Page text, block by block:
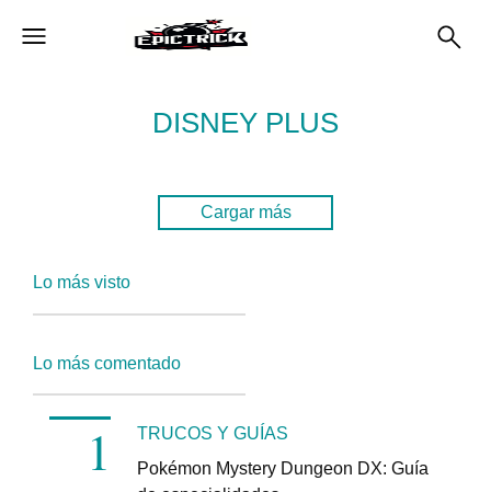
DISNEY PLUS
Cargar más
Lo más visto
Lo más comentado
TRUCOS Y GUÍAS
Pokémon Mystery Dungeon DX: Guía